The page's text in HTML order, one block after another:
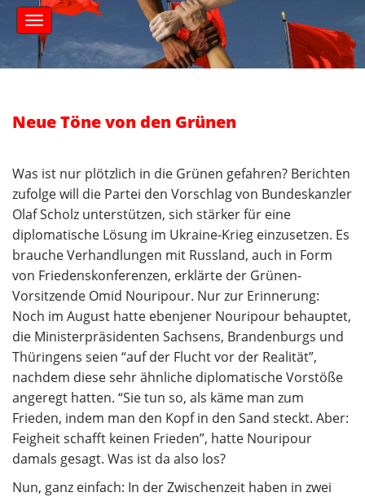
M
a
i
n
u
S
k
i
p
c
o
t
e
n
t
Neue Töne von den Grünen
Was ist nur plötzlich in die Grünen gefahren? Berichten
zufolge will die Partei den Vorschlag von Bundeskanzler
Olaf Scholz unterstützen, sich stärker für eine
diplomatische Lösung im Ukraine-Krieg einzusetzen. Es
brauche Verhandlungen mit Russland, auch in Form
von Friedenskonferenzen, erklärte der Grünen-
Vorsitzende Omid Nouripour. Nur zur Erinnerung:
Noch im August hatte ebenjener Nouripour behauptet,
die Ministerpräsidenten Sachsens, Brandenburgs und
Thüringens seien “auf der Flucht vor der Realität”,
nachdem diese sehr ähnliche diplomatische Vorstöße
angeregt hatten. “Sie tun so, als käme man zum
Frieden, indem man den Kopf in den Sand steckt. Aber:
Feigheit schafft keinen Frieden”, hatte Nouripour
damals gesagt. Was ist da also los?
Nun, ganz einfach: In der Zwischenzeit haben in zwei